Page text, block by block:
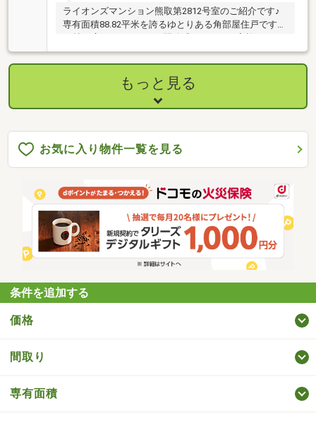
ライオンズマンション熊取第2812号室のご紹介です♪
専有面積88.82平米を誇るゆとりある角部屋住戸です！
たりとお過ごしいただけます♪対面式キッチンを採用
しているため、お料理をしながらご家族との会話も弾
みます！間取りは2LDKとなっており、各居室にもゆと
りを持たせた使いやすい設計です♪角部屋ならではの
採光・通風も魅力のお部屋です！ぜひ一度ご内覧いた
ております！**************※R8年固定資産税額:88454
円 ※近隣月極駐車場空有り:月8000円～9000円 ※司
法書士は売主指定
もっと見る
お気に入り物件一覧を見る
条件を追加する
価格
間取り
専有面積